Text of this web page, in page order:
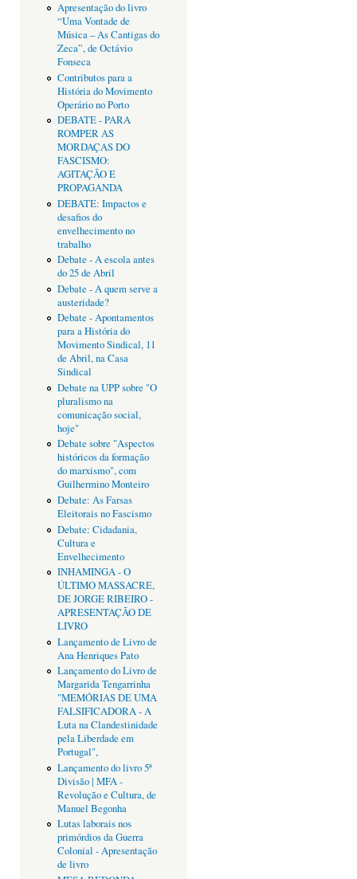
Apresentação do livro
“Uma Vontade de
Música – As Cantigas do
Zeca”, de Octávio
Fonseca
Contributos para a
História do Movimento
Operário no Porto
DEBATE - PARA
ROMPER AS
MORDAÇAS DO
FASCISMO:
AGITAÇÃO E
PROPAGANDA
DEBATE: Impactos e
desafios do
envelhecimento no
trabalho
Debate - A escola antes
do 25 de Abril
Debate - A quem serve a
austeridade?
Debate - Apontamentos
para a História do
Movimento Sindical, 11
de Abril, na Casa
Sindical
Debate na UPP sobre "O
pluralismo na
comunicação social,
hoje"
Debate sobre "Aspectos
históricos da formação
do marxismo", com
Guilhermino Monteiro
Debate: As Farsas
Eleitorais no Fascismo
Debate: Cidadania,
Cultura e
Envelhecimento
INHAMINGA - O
ÚLTIMO MASSACRE,
DE JORGE RIBEIRO -
APRESENTAÇÃO DE
LIVRO
Lançamento de Livro de
Ana Henriques Pato
Lançamento do Livro de
Margarida Tengarrinha
"MEMÓRIAS DE UMA
FALSIFICADORA - A
Luta na Clandestinidade
pela Liberdade em
Portugal",
Lançamento do livro 5ª
Divisão | MFA -
Revolução e Cultura, de
Manuel Begonha
Lutas laborais nos
primórdios da Guerra
Colonial - Apresentação
de livro